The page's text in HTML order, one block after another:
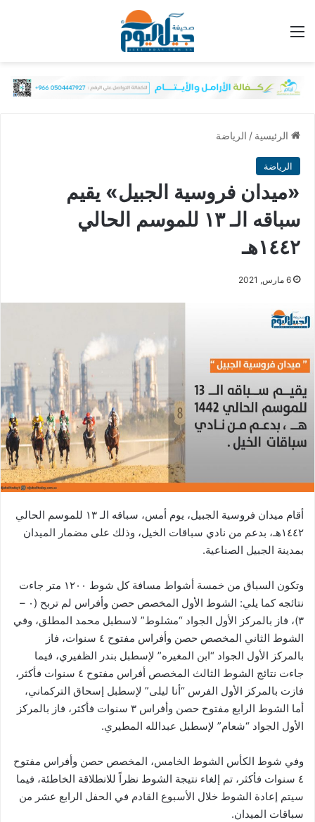
الرئيسية / الرياضة
الرياضة
«ميدان فروسية الجبيل» يقيم
سباقه الـ ١٣ للموسم الحالي
١٤٤٢هـ
6 مارس, 2021
أقام ميدان فروسية الجبيل، يوم أمس، سباقه الـ ١٣ للموسم الحالي
١٤٤٢هـ، بدعم من نادي سباقات الخيل، وذلك على مضمار الميدان
بمدينة الجبيل الصناعية.
وتكون السباق من خمسة أشواط مسافة كل شوط ١٢٠٠ متر جاءت
نتائجه كما يلي: الشوط الأول المخصص حصن وأفراس لم تربح (٠ –
٣)، فاز بالمركز الأول الجواد “مشلوط” لاسطبل محمد المطلق، وفي
الشوط الثاني المخصص حصن وأفراس مفتوح ٤ سنوات، فاز
بالمركز الأول الجواد “ابن المغيره” لإسطبل بندر الظفيري، فيما
جاءت نتائج الشوط الثالث المخصص أفراس مفتوح ٤ سنوات فأكثر،
فازت بالمركز الأول الفرس “أنا ليلى” لإسطبل إسحاق التركماني،
أما الشوط الرابع مفتوح حصن وأفراس ٣ سنوات فأكثر، فاز بالمركز
الأول الجواد “شعام” لإسطبل عبدالله المطيري.
وفي شوط الكأس الشوط الخامس، المخصص حصن وأفراس مفتوح
٤ سنوات فأكثر، تم إلغاء نتيجة الشوط نظراً للانطلاقة الخاطئة، فيما
سيتم إعادة الشوط خلال الأسبوع القادم في الحفل الرابع عشر من
سباقات الميدان.